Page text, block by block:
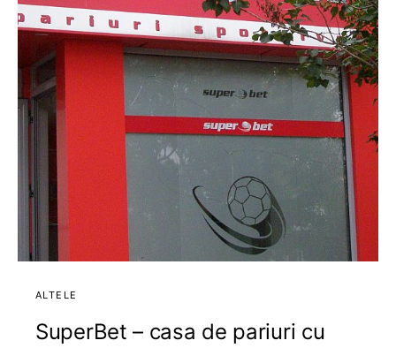
ALTELE
SuperBet – casa de pariuri cu